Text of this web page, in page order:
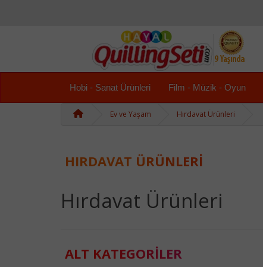
Hobi - Sanat Ürünleri Film - Müzik - Oyun
Ev ve Yaşam Hırdavat Ürünleri
HIRDAVAT ÜRÜNLERI
Hırdavat Ürünleri
ALT KATEGORILER